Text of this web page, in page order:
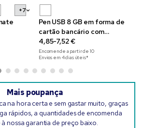
+7
Pen USB 8 GB em forma de
cartão bancário com
impressão policromática
4,85-7,52 €
Encomende a partir de 10
Envios em 4 dias úteis*
Mais poupança
na hora certa e sem gastar muito, graças
rápidos, a quantidades de encomenda
à nossa garantia de preço baixo.